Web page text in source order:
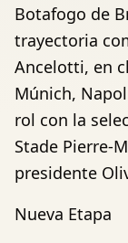
Botafogo de
trayectoria
Ancelotti, en
Múnich,
rol con la
Stade Pierre-
presidente
Nueva Etapa